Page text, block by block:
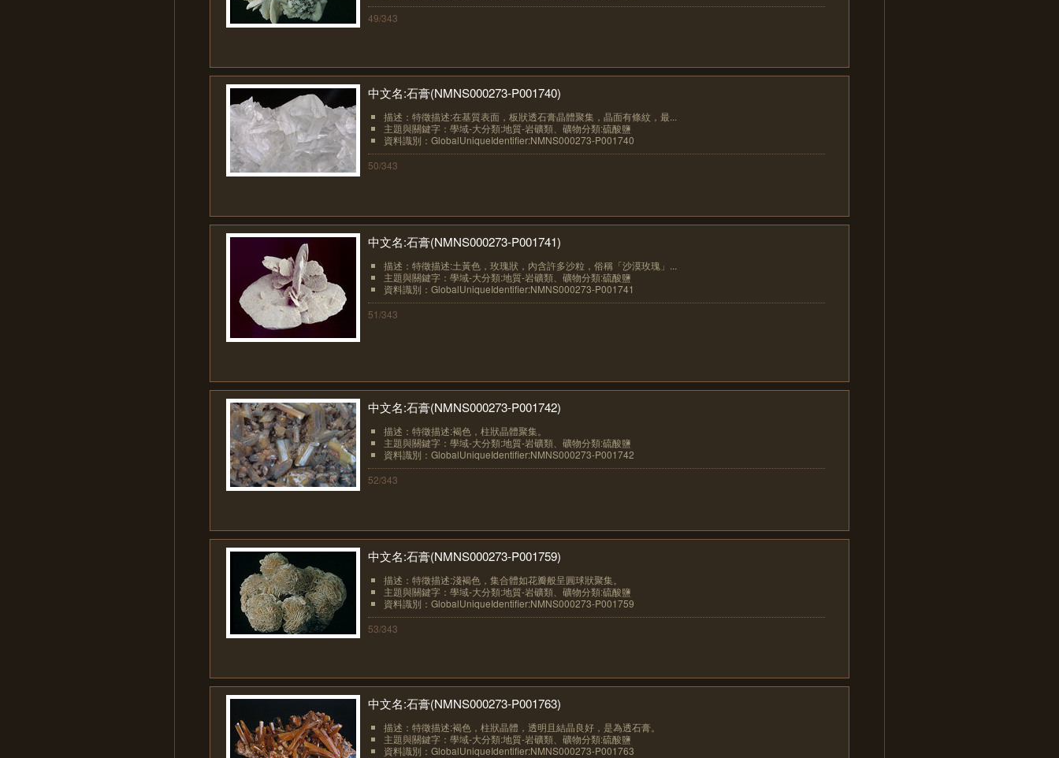
49/343
中文名:石膏(NMNS000273-P001740)
描述：特徵描述:在基質表面，板狀透石膏晶體聚集，晶面有條紋，最...
主題與關鍵字：學域-大分類:地質-岩礦類、礦物分類:硫酸鹽
資料識別：GlobalUniqueIdentifier:NMNS000273-P001740
50/343
中文名:石膏(NMNS000273-P001741)
描述：特徵描述:土黃色，玫瑰狀，內含許多沙粒，俗稱「沙漠玫瑰」...
主題與關鍵字：學域-大分類:地質-岩礦類、礦物分類:硫酸鹽
資料識別：GlobalUniqueIdentifier:NMNS000273-P001741
51/343
中文名:石膏(NMNS000273-P001742)
描述：特徵描述:褐色，柱狀晶體聚集。
主題與關鍵字：學域-大分類:地質-岩礦類、礦物分類:硫酸鹽
資料識別：GlobalUniqueIdentifier:NMNS000273-P001742
52/343
中文名:石膏(NMNS000273-P001759)
描述：特徵描述:淺褐色，集合體如花瓣般呈圓球狀聚集。
主題與關鍵字：學域-大分類:地質-岩礦類、礦物分類:硫酸鹽
資料識別：GlobalUniqueIdentifier:NMNS000273-P001759
53/343
中文名:石膏(NMNS000273-P001763)
描述：特徵描述:褐色，柱狀晶體，透明且結晶良好，是為透石膏。
主題與關鍵字：學域-大分類:地質-岩礦類、礦物分類:硫酸鹽
資料識別：GlobalUniqueIdentifier:NMNS000273-P001763